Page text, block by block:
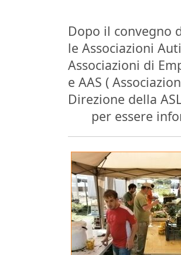
Dopo il convegno
le Associazioni
Associazioni di
e AAS (
Direzione della
per essere